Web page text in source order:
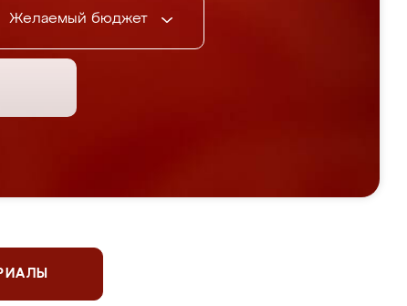
Желаемый бюджет